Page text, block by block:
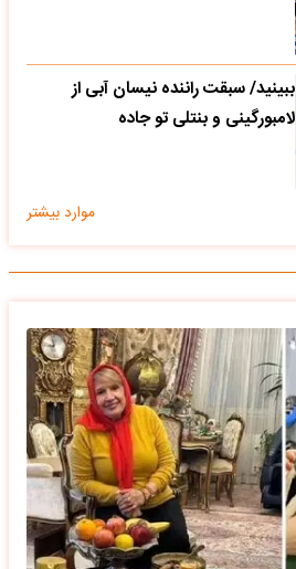
ببینید/ سبقت راننده نیسان آبی از
لامبورگینی و بنتلی تو جاده
موارد بیشتر